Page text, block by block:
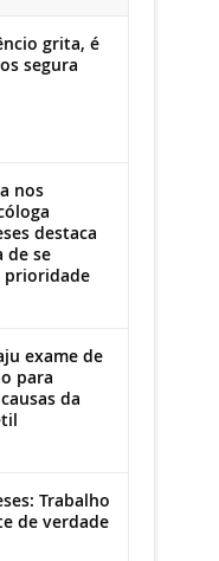
grita, é
segura
nos
destaca
de se
prioridade
exame de
para
da
Trabalho
de verdade